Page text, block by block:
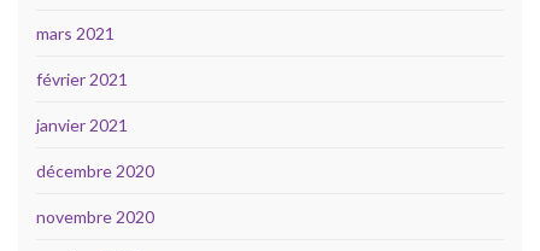
mars 2021
février 2021
janvier 2021
décembre 2020
novembre 2020